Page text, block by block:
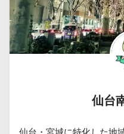
仙台
仙台・宮城に特化した地